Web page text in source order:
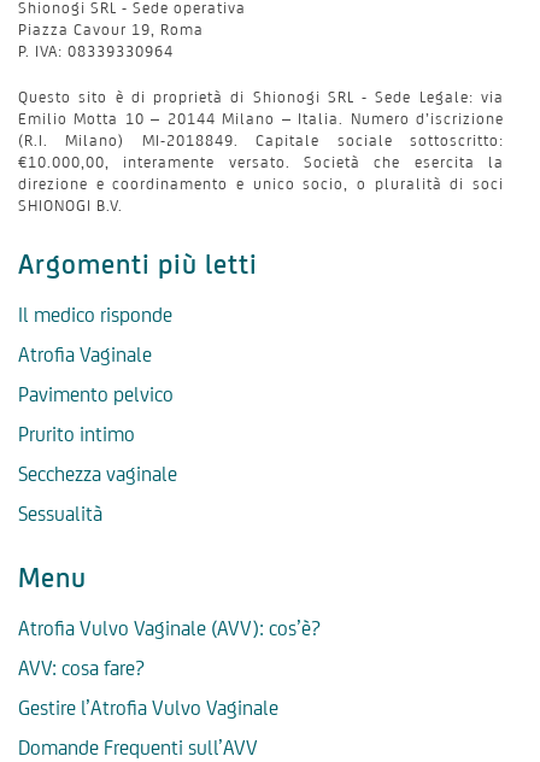
Shionogi SRL - Sede operativa
Piazza Cavour 19, Roma
P. IVA: 08339330964
Questo sito è di proprietà di Shionogi SRL - Sede Legale: via
Emilio Motta 10 – 20144 Milano – Italia. Numero d’iscrizione
(R.I. Milano) MI-2018849. Capitale sociale sottoscritto:
€10.000,00, interamente versato. Società che esercita la
direzione e coordinamento e unico socio, o pluralità di soci
SHIONOGI B.V.
Argomenti più letti
Il medico risponde
Atrofia Vaginale
Pavimento pelvico
Prurito intimo
Secchezza vaginale
Sessualità
Menu
Atrofia Vulvo Vaginale (AVV): cos’è?
AVV: cosa fare?
Gestire l’Atrofia Vulvo Vaginale
Domande Frequenti sull’AVV